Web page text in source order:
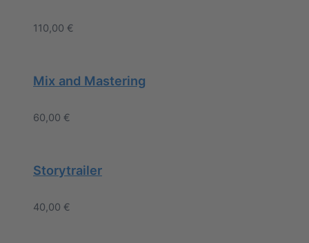
110,00 €
Mix and Mastering
60,00 €
Storytrailer
40,00 €